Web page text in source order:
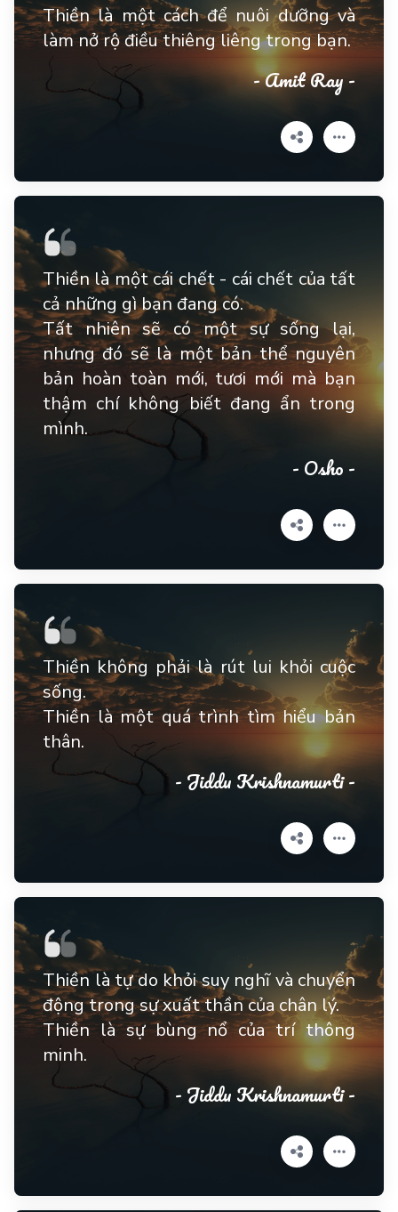
Thiền là một cách để nuôi dưỡng và
làm nở rộ điều thiêng liêng trong bạn.
- Amit Ray -
Thiền là một cái chết - cái chết của tất
cả những gì bạn đang có.
Tất nhiên sẽ có một sự sống lại,
nhưng đó sẽ là một bản thể nguyên
bản hoàn toàn mới, tươi mới mà bạn
thậm chí không biết đang ẩn trong
mình.
- Osho -
Thiền không phải là rút lui khỏi cuộc
sống.
Thiền là một quá trình tìm hiểu bản
thân.
- Jiddu Krishnamurti -
Thiền là tự do khỏi suy nghĩ và chuyển
động trong sự xuất thần của chân lý.
Thiền là sự bùng nổ của trí thông
minh.
- Jiddu Krishnamurti -